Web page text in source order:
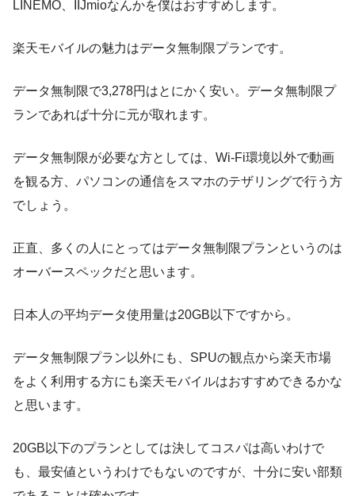
LINEMO、IIJmioなんかを僕はおすすめします。
楽天モバイルの魅力はデータ無制限プランです。
データ無制限で3,278円はとにかく安い。データ無制限プ
ランであれば十分に元が取れます。
データ無制限が必要な方としては、Wi-Fi環境以外で動画
を観る方、パソコンの通信をスマホのテザリングで行う方
でしょう。
正直、多くの人にとってはデータ無制限プランというのは
オーバースペックだと思います。
日本人の平均データ使用量は20GB以下ですから。
データ無制限プラン以外にも、SPUの観点から楽天市場
をよく利用する方にも楽天モバイルはおすすめできるかな
と思います。
20GB以下のプランとしては決してコスパは高いわけで
も、最安値というわけでもないのですが、十分に安い部類